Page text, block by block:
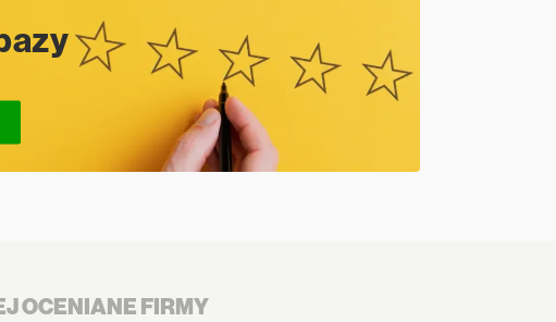
OCENIANE FIRMY